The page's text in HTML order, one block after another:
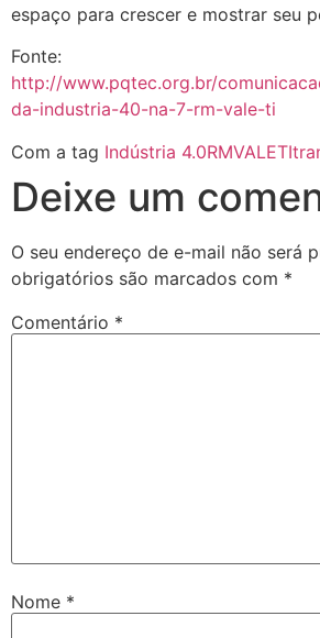
espaço para crescer e mostrar seu
Fonte:
http://www.pqtec.org.br/
da-industria-40-na-7-rm-vale-ti
Com a tag Indústria 4.0RMVALETI
Deixe um
O seu endereço de e-mail não será
obrigatórios são marcados com *
Comentário *
Nome *